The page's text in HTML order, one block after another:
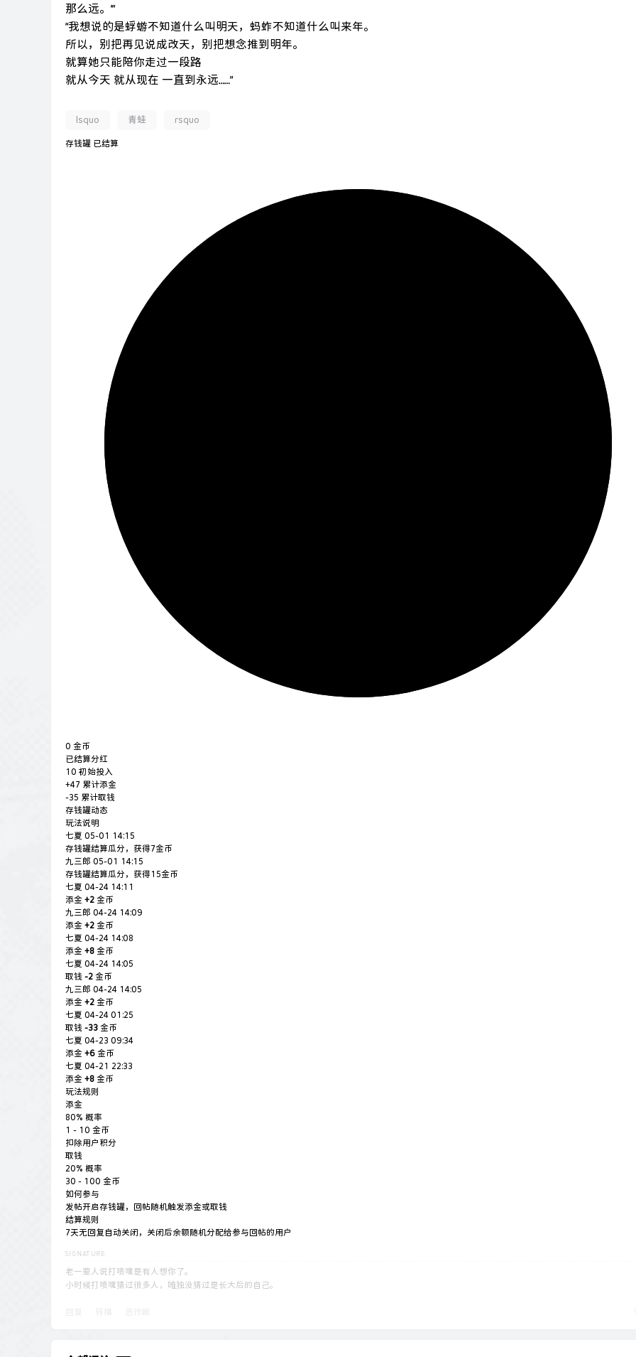
那么远。’”
“我想说的是蜉蝣不知道什么叫明天，蚂蚱不知道什么叫来年。
所以，别把再见说成改天，别把想念推到明年。
就算她只能陪你走过一段路
就从今天 就从现在 一直到永远……”
lsquo 青蛙 rsquo
存钱罐 已结算
0 金币
已结算分红
10 初始投入
+47 累计添金
-35 累计取钱
存钱罐动态
玩法说明
七夏 05-01 14:15
存钱罐结算瓜分，获得7金币
九三郎 05-01 14:15
存钱罐结算瓜分，获得15金币
七夏 04-24 14:11
添金 +2 金币
九三郎 04-24 14:09
添金 +2 金币
七夏 04-24 14:08
添金 +8 金币
七夏 04-24 14:05
取钱 -2 金币
九三郎 04-24 14:05
添金 +2 金币
七夏 04-24 01:25
取钱 -33 金币
七夏 04-23 09:34
添金 +6 金币
七夏 04-21 22:33
添金 +8 金币
玩法规则
添金
80% 概率
1 - 10 金币
扣除用户积分
取钱
20% 概率
30 - 100 金币
如何参与
发帖开启存钱罐，回帖随机触发添金或取钱
结算规则
7天无回复自动关闭，关闭后余额随机分配给参与回帖的用户
老一辈人说打喷嚏是有人想你了。
小时候打喷嚏猜过很多人，唯独没猜过是长大后的自己。